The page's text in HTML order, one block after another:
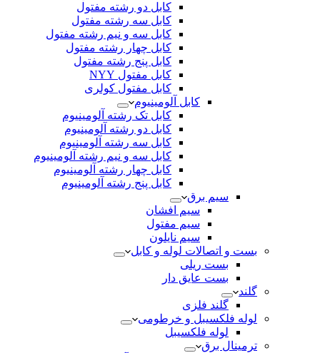
کابل دو رشته مفتول
کابل سه رشته مفتول
کابل سه و نیم رشته مفتول
کابل چهار رشته مفتول
کابل پنج رشته مفتول
کابل مفتول NYY
کابل مفتول کولری
کابل آلومینیوم
کابل تک رشته آلومینیوم
کابل دو رشته آلومینیوم
کابل سه رشته آلومینیوم
کابل سه و نیم رشته آلومینیوم
کابل چهار رشته آلومینیوم
کابل پنج رشته آلومینیوم
سیم برق
سیم افشان
سیم مفتول
سیم نایلون
بست و اتصالات لوله و کابل
بست ریلی
بست عایق دار
گلند
گلند فلزی
لوله فلکسیبل و خرطومی
لوله فلکسیبل
ترمینال برق